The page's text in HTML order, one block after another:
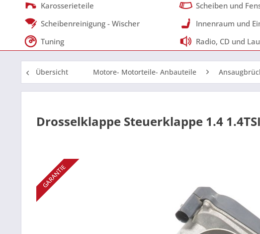
Karosserieteile
Scheiben und
Scheibenreinigung - Wischer
Innenraum und
Tuning
Radio, CD und
Übersicht Motore- Motorteile- Anbauteile
Drosselklappe Steuerklappe 1.4
GARANTIE